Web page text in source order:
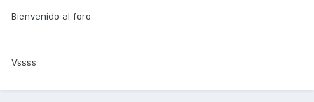
Bienvenido al foro
Vssss